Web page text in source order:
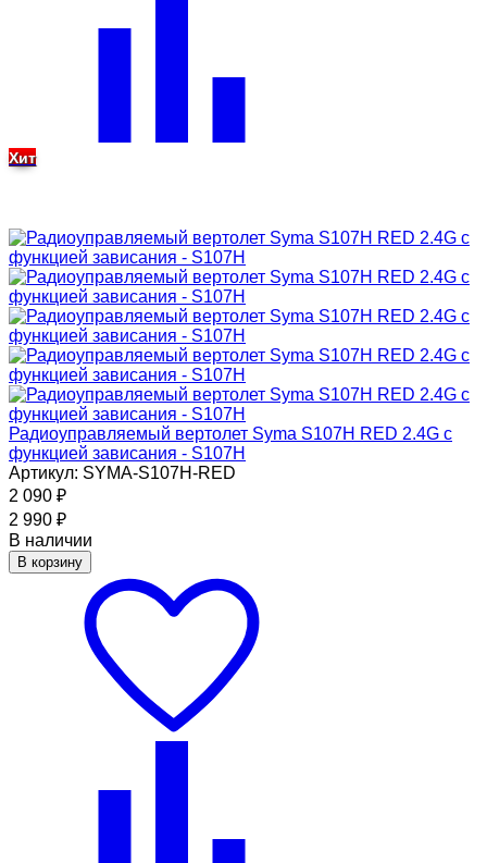
Хит
Радиоуправляемый вертолет Syma S107H RED 2.4G с
функцией зависания - S107H
Артикул: SYMA-S107H-RED
2 090 ₽
2 990 ₽
В наличии
В корзину